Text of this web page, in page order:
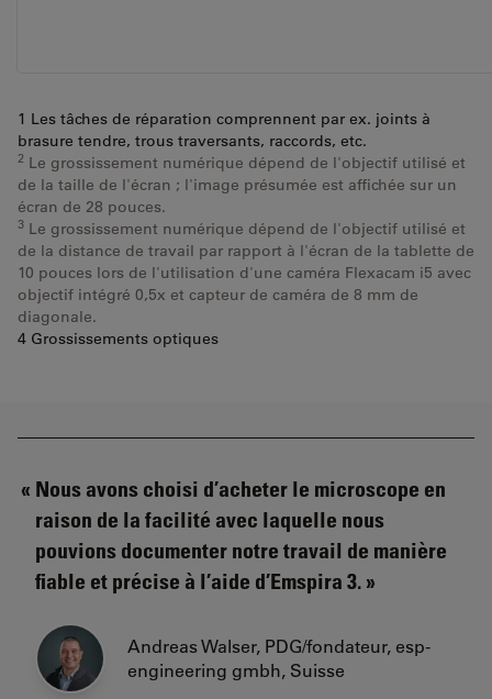
1 Les tâches de réparation comprennent par ex. joints à
brasure tendre, trous traversants, raccords, etc.
2 Le grossissement numérique dépend de l'objectif utilisé et
de la taille de l'écran ; l'image présumée est affichée sur un
écran de 28 pouces.
3 Le grossissement numérique dépend de l'objectif utilisé et
de la distance de travail par rapport à l'écran de la tablette de
10 pouces lors de l'utilisation d'une caméra Flexacam i5 avec
objectif intégré 0,5x et capteur de caméra de 8 mm de
diagonale.
4 Grossissements optiques
Nous avons choisi d’acheter le microscope en
raison de la facilité avec laquelle nous
pouvions documenter notre travail de manière
fiable et précise à l’aide d’Emspira 3.
Andreas Walser, PDG/fondateur, esp-
engineering gmbh, Suisse